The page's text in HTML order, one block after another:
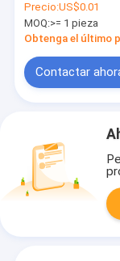
1200 Degrees
Welding Services
Precio:US$0.01
MOQ:>= 1 pieza
Obtenga el último
Contactar